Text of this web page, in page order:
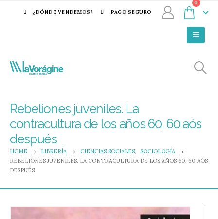
¿DÓNDE VENDEMOS? PAGO SEGURO
0
Rebeliones juveniles. La
contracultura de los años 60, 60 aós
después
HOME LIBRERÍA CIENCIAS SOCIALES,
SOCIOLOGÍA
REBELIONES JUVENILES. LA CONTRACULTURA DE LOS AÑOS 60, 60 AÓS
DESPUÉS